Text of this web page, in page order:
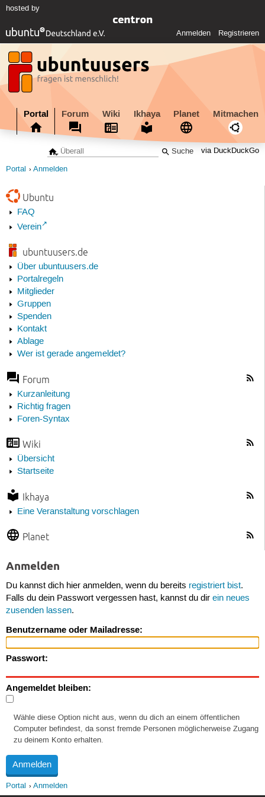
hosted by
Anmelden Registrieren
Portal Forum Wiki Ikhaya Planet Mitmachen
via DuckDuckGo
Portal Anmelden
Ubuntu
FAQ
Verein
ubuntuusers.de
Über ubuntuusers.de
Portalregeln
Mitglieder
Gruppen
Spenden
Kontakt
Ablage
Wer ist gerade angemeldet?
Forum
Kurzanleitung
Richtig fragen
Foren-Syntax
Wiki
Übersicht
Startseite
Ikhaya
Eine Veranstaltung vorschlagen
Planet
Anmelden
Du kannst dich hier anmelden, wenn du bereits registriert bist.
Falls du dein Passwort vergessen hast, kannst du dir ein neues
zusenden lassen.
Benutzername oder Mailadresse:
Passwort:
Angemeldet bleiben:
Wähle diese Option nicht aus, wenn du dich an einem öffentlichen
Computer befindest, da sonst fremde Personen möglicherweise Zugang
zu deinem Konto erhalten.
Portal Anmelden